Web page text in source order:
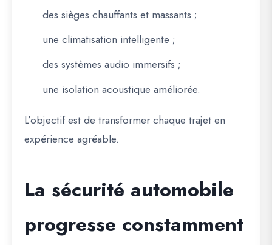
des sièges chauffants et massants ;
une climatisation intelligente ;
des systèmes audio immersifs ;
une isolation acoustique améliorée.
L’objectif est de transformer chaque trajet en
expérience agréable.
La sécurité automobile
progresse constamment